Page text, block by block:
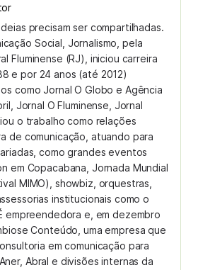
precisam ser compartilhadas.
Social, Jornalismo, pela
Fluminense (RJ), iniciou carreira
e por 24 anos (até 2012)
como Jornal O Globo e Agência
Jornal O Fluminense, Jornal
o trabalho como relações
de comunicação, atuando para
como grandes eventos
em Copacabana, Jornada Mundial
MIMO), showbiz, orquestras,
institucionais como o
empreendedora e, em dezembro
Conteúdo, uma empresa que
em comunicação para
Abral e divisões internas da